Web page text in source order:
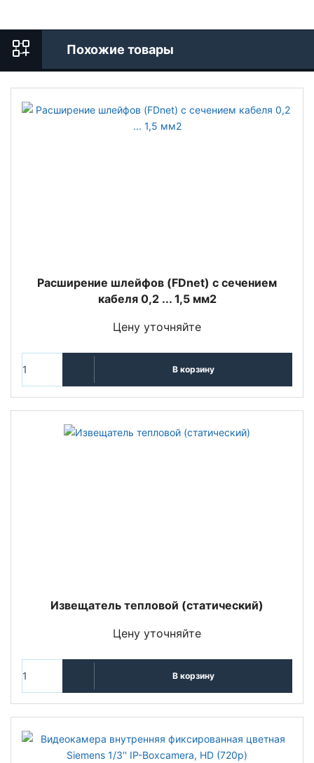
Похожие товары
Расширение шлейфов (FDnet) с сечением
кабеля 0,2 ... 1,5 мм2
Цену уточняйте
В корзину
Извещатель тепловой (статический)
Цену уточняйте
В корзину